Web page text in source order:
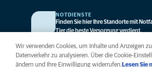
NOTDIENSTE
Finden Sie hier Ihre Standorte mit
Tier die beste Versorgung verdient.
Datenschutz
Wir verwenden Cookies, um Inhalte und Anzeigen
Datenverkehr zu analysieren. Über die Cookie-
ändern und Ihre Einwilligung widerrufen. Lesen Sie